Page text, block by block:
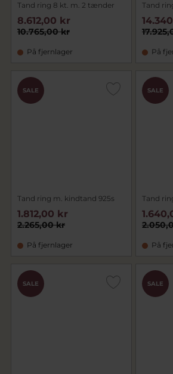
Tand ring 8 kt. m. 2 tænder
10.765,00 kr
8.612,00 kr
På fjernlager
Tand
På
SALE
Tand ring m. kindtand 925s
2.265,00 kr
1.812,00 kr
På fjernlager
SALE
Tand
På
SALE SALE